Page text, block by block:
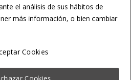
el análisis de sus hábitos de
más información, o bien cambiar
Cookies
Cookies